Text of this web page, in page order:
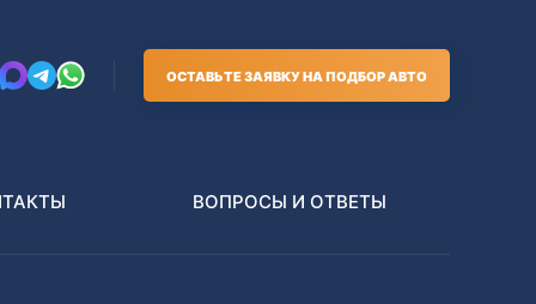
ОСТАВЬТЕ ЗАЯВКУ НА ПОДБОР АВТО
ВОПРОСЫ И ОТВЕТЫ